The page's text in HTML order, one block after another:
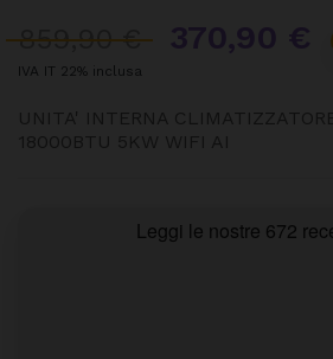
859,90 €
IVA IT 22% inclusa